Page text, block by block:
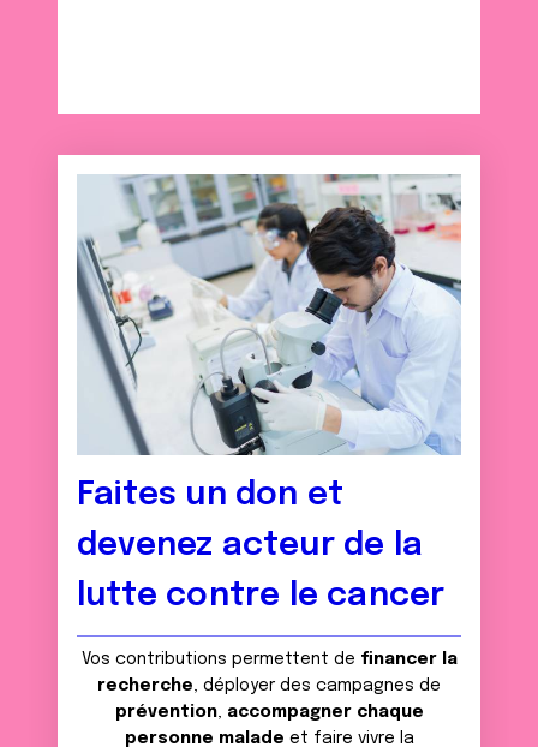
Faites un don et
devenez acteur de la
lutte contre le cancer
Vos contributions permettent de financer la
recherche, déployer des campagnes de
prévention, accompagner chaque
personne malade et faire vivre la